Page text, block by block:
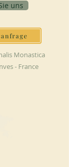
uns
Monastica
- France